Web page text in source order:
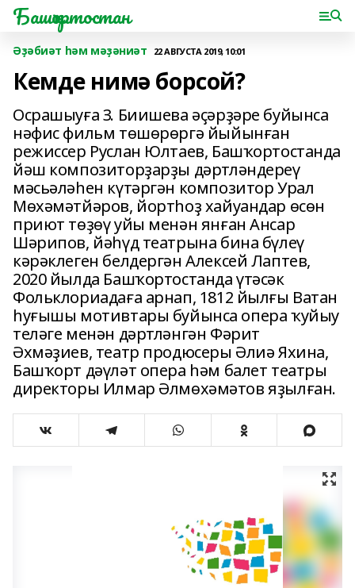
Башҡортостан
Әҙәбиәт һәм мәҙәниәт 22 АВГУСТА 2019, 10:01
Кемде нимә борсой?
Осрашыуға З. Биишева әҫәрҙәре буйынса
нәфис фильм төшөрөргә йыйынған
режиссер Руслан Юлтаев, Башҡортостанда
йәш композиторҙарҙы дәртләндереү
мәсьәләһен күтәргән композитор Урал
Мөхәмәтйәров, йортһоҙ хайуандар өсөн
приют төҙөү уйы менән янған Ансар
Шәрипов, йәһүд театрына бина бүлеү
кәрәклеген белдергән Алексей Лаптев,
2020 йылда Башҡортостанда үтәсәк
Фольклориадаға арнап, 1812 йылғы Ватан
һуғышы мотивтары буйынса опера ҡуйыу
теләге менән дәртләнгән Фәрит
Әхмәҙиев, театр продюсеры Әлиә Яхина,
Башҡорт дәүләт опера һәм балет театры
директоры Илмар Әлмөхәмәтов яҙылған.